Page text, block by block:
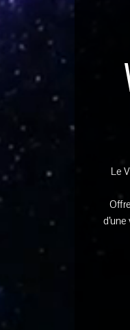
Le